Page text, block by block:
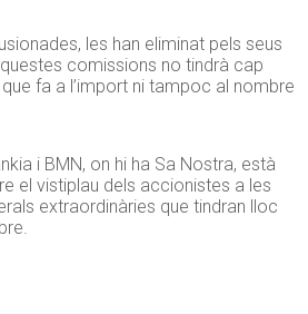
les han eliminat pels seus
comissions no tindrà cap
fa a l’import ni tampoc al nombre
i BMN, on hi ha Sa Nostra, està
el vistiplau dels accionistes a les
extraordinàries que tindran lloc